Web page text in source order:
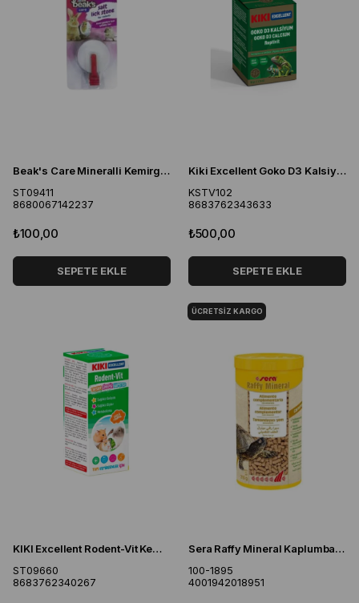
Beak's Care Mineralli Kemirgen Yalama Taşı 5 Cm
ST09411
8680067142237
₺100,00
SEPETE EKLE
Kiki Excellent Goko D3 Kalsiyum Reptivit Sürüngenler ve Amfibiler için Toz Mineral 50 Gr
KSTV102
8683762343633
₺500,00
SEPETE EKLE
KIKI Excellent Rodent-Vit Kemirgenler İçin Multi Vitamin 25 ML
ST09660
8683762340267
Sera Raffy Mineral Kaplumbağa Yemi 1000 ml
100-1895
4001942018951
ÜCRETSIZ KARGO